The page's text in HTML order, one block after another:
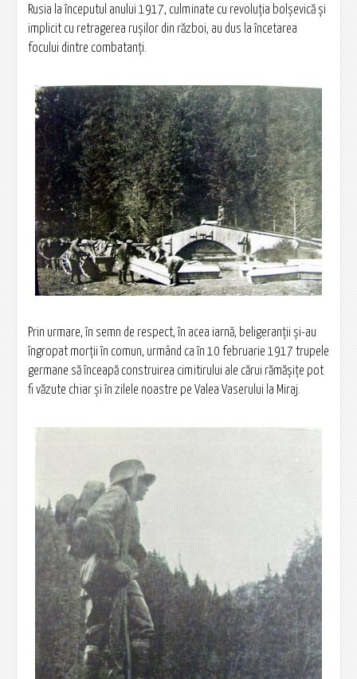
Rusia la începutul anului 1917, culminate cu revoluţia bolşevică şi
implicit cu retragerea ruşilor din război, au dus la încetarea
focului dintre combatanţi.
Prin urmare, în semn de respect, în acea iarnă, beligeranţii şi-au
îngropat morţii în comun, urmând ca în 10 februarie 1917 trupele
germane să înceapă construirea cimitirului ale cărui rămăşiţe pot
fi văzute chiar şi în zilele noastre pe Valea Vaserului la Miraj.